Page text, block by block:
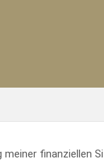
finanziellen